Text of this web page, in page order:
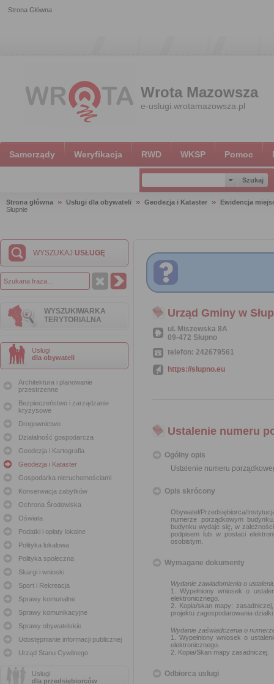
Strona Główna
Wrota Mazowsza
e-uslugi.wrotamazowsza.pl
Samorządy Weryfikacja RWD WKSP Pomoc
Strona główna Usługi dla obywateli Geodezja i Kataster
Ewidencja
Słupnie
WYSZUKAJ USŁUGĘ
WYSZUKIWARKA
TERYTORIALNA
Usługi
dla obywateli
Architektura i planowanie
przestrzenne
Bezpieczeństwo i zarządzanie
kryzysowe
Drogownictwo
Działalność gospodarcza
Geodezja i Kartografia
Geodezja i Kataster
Gospodarka nieruchomościami
Konserwacja zabytków
Ochrona Środowiska
Oświata
Podatki i opłaty lokalne
Polityka lokalowa
Polityka społeczna
Skargi i wnioski
Sport i Rekreacja
Sprawy komunalne
Sprawy komunikacyjne
Sprawy obywatelskie
Udostępnianie informacji publicznej
Urząd Stanu Cywilnego
Usługi
dla przedsiębiorców
Urząd Gminy w
ul. Miszewska 8A
09-472 Słupno
telefon: 242679561
https://slupno.eu
Ustalenie numeru
Ogólny opis
Ustalenie numeru
Opis skrócony
Obywatel/Przedsiębiorca/
numerze porządkowym
budynku wydaje się, w
podpisem lub w postaci
osobistym.
Wymagane dokumenty
Wydanie zawiadomienia o
1. Wypełniony wniosek o
elektronicznego.
2. Kopia/skan mapy:
projektu zagospodarowania
Wydanie zaświadczenia o
1. Wypełniony wniosek o
elektronicznego.
2. Kopia/Skan mapy zasadniczej.
Odbiorca usługi